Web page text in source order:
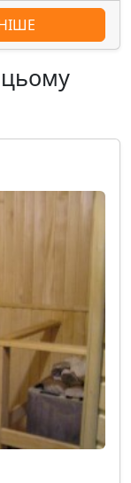
цьому